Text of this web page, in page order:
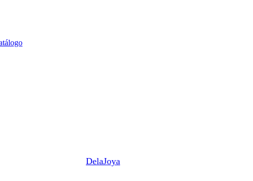
DelaJoya